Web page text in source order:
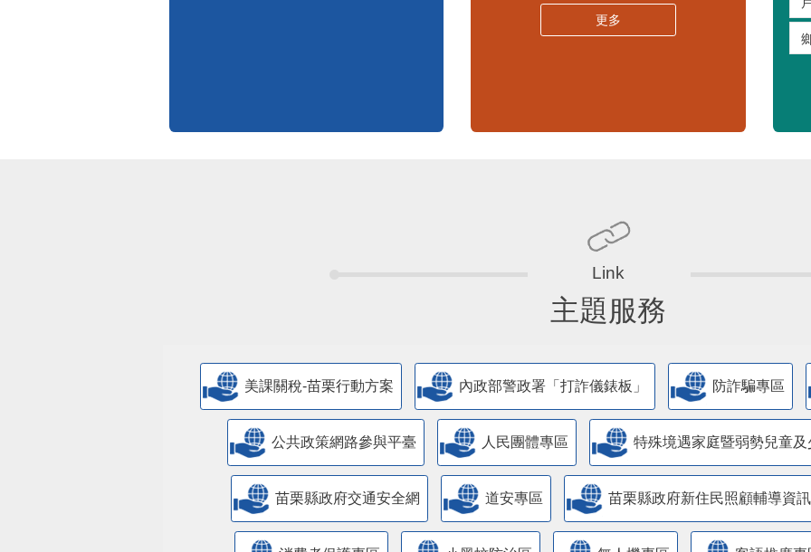
嚴重特殊傳染性肺炎專區
主題服務
美課關稅-苗栗行動方案 內政部警政署「打詐儀錶板」 防詐騙專區
公共政策網路參與平臺 人民團體專區 特殊境遇家庭暨弱勢兒童
苗栗縣政府交通安全網 道安專區 苗栗縣政府新住民照顧輔導資